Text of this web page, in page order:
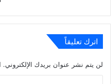
اترك تعليقاً
لن يتم نشر عنوان بريدك الإلكتروني.